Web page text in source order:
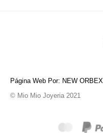
Página Web Por: NEW ORBEX
© Mio Mio Joyeria 2021